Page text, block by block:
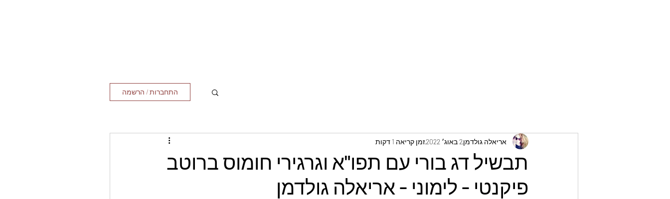
התחברות / הרשמה
תבשיל דג בורי עם תפו"א וגרגירי חומוס ברוטב
פיקנטי - לימוני - אריאלה גולדמן
אריאלה גולדמן2 באוג׳ 2022 זמן קריאה 1 דקות